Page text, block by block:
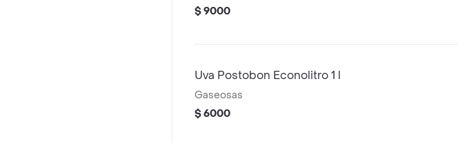
$ 9000
Uva Postobon Econolitro 1 l
Gaseosas
$ 6000